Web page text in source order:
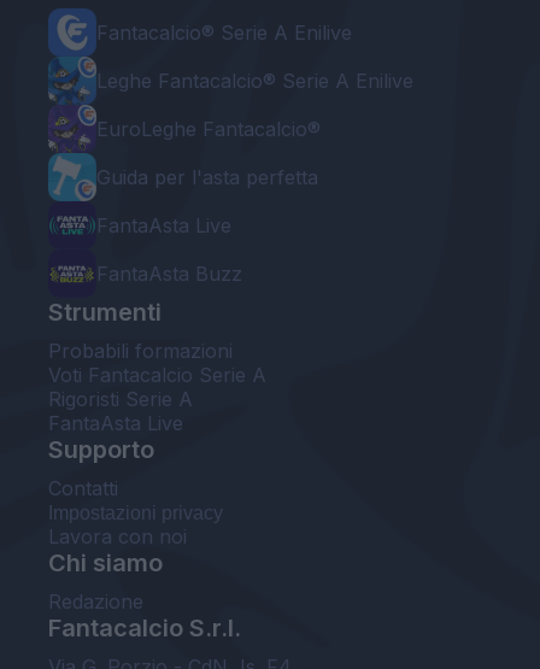
Fantacalcio® Serie A Enilive
Leghe Fantacalcio® Serie A Enilive
EuroLeghe Fantacalcio®
Guida per l'asta perfetta
FantaAsta Live
FantaAsta Buzz
Strumenti
Probabili formazioni
Voti Fantacalcio Serie A
Rigoristi Serie A
FantaAsta Live
Supporto
Contatti
Impostazioni privacy
Lavora con noi
Chi siamo
Redazione
Fantacalcio S.r.l.